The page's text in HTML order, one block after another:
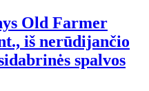
Old Farmer
iš nerūdijančio
spalvos